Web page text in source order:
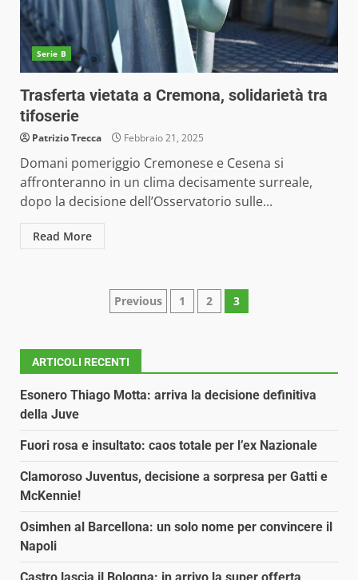
Serie B
Trasferta vietata a Cremona, solidarietà tra
tifoserie
Patrizio Trecca Febbraio 21, 2025
Domani pomeriggio Cremonese e Cesena si
affronteranno in un clima decisamente surreale,
dopo la decisione dell’Osservatorio sulle...
Read More
Paginazione
articoli
Previous 1 2 3
ARTICOLI RECENTI
Esonero Thiago Motta: arriva la decisione definitiva
della Juve
Fuori rosa e insultato: caos totale per l’ex Nazionale
Clamoroso Juventus, decisione a sorpresa per Gatti e
McKennie!
Osimhen al Barcellona: un solo nome per convincere il
Napoli